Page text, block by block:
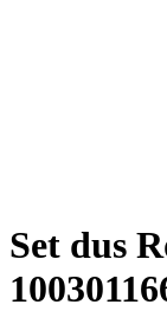
Set dus